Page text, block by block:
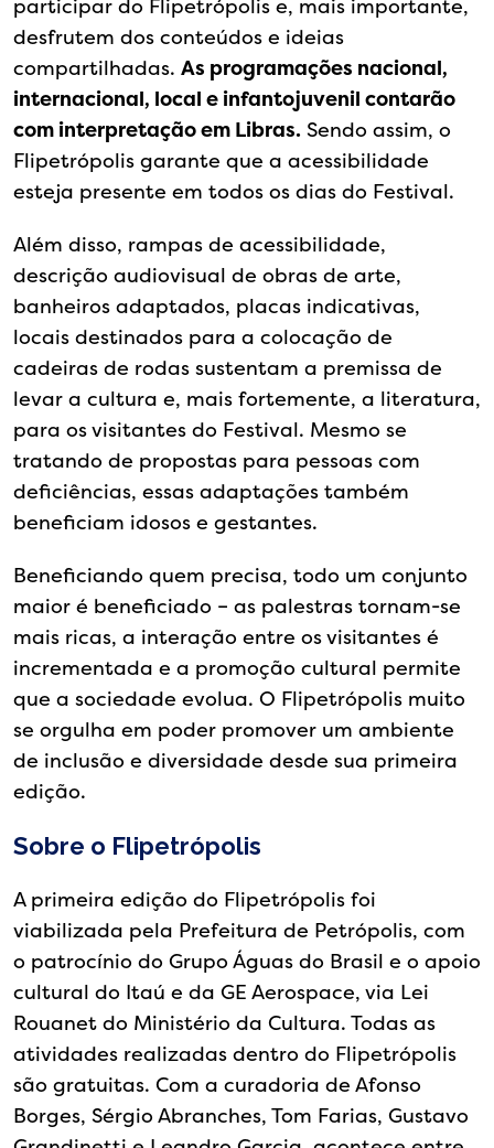
participar do Flipetrópolis e, mais importante,
desfrutem dos conteúdos e ideias
compartilhadas. As programações nacional,
internacional, local e infantojuvenil contarão
com interpretação em Libras. Sendo assim, o
Flipetrópolis garante que a acessibilidade
esteja presente em todos os dias do Festival.
Além disso, rampas de acessibilidade,
descrição audiovisual de obras de arte,
banheiros adaptados, placas indicativas,
locais destinados para a colocação de
cadeiras de rodas sustentam a premissa de
levar a cultura e, mais fortemente, a literatura,
para os visitantes do Festival. Mesmo se
tratando de propostas para pessoas com
deficiências, essas adaptações também
beneficiam idosos e gestantes.
Beneficiando quem precisa, todo um conjunto
maior é beneficiado – as palestras tornam-se
mais ricas, a interação entre os visitantes é
incrementada e a promoção cultural permite
que a sociedade evolua. O Flipetrópolis muito
se orgulha em poder promover um ambiente
de inclusão e diversidade desde sua primeira
edição.
Sobre o Flipetrópolis
A primeira edição do Flipetrópolis foi
viabilizada pela Prefeitura de Petrópolis, com
o patrocínio do Grupo Águas do Brasil e o apoio
cultural do Itaú e da GE Aerospace, via Lei
Rouanet do Ministério da Cultura. Todas as
atividades realizadas dentro do Flipetrópolis
são gratuitas. Com a curadoria de Afonso
Borges, Sérgio Abranches, Tom Farias, Gustavo